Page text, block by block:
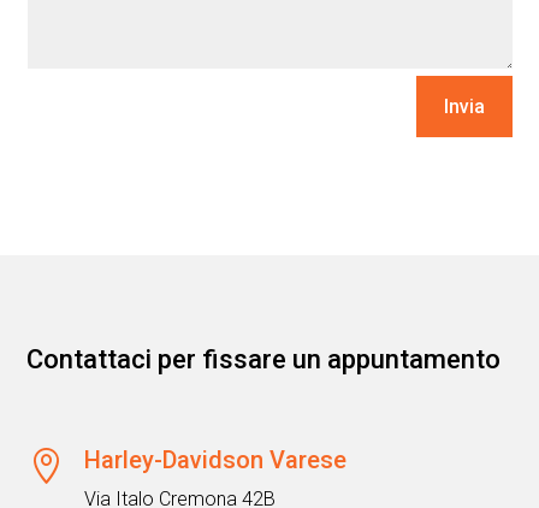
Invia
Contattaci per fissare un appuntamento
 Harley-Davidson Varese
Via Italo Cremona 42B